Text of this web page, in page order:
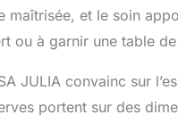
maîtrisée, et le soin
ou à garnir une table
JULIA convainc sur
portent sur des